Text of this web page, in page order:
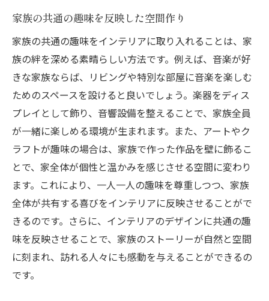
家族の思い出を刻むインテリアの役割
多機能インテリアで叶える快適な家族空間
多機能家具の選び方と活用法
フレキシブルなインテリアで快適な暮らし
空間を有効活用したインテリアの工夫
変化に対応するインテリアの選び方
家族のニーズを満たす多機能デザイン
快適な日常を支えるインテリアの秘訣
新築インテリアがもたらす家族の新しい風景
新築インテリアで家族の新しい生活を提案
新たな風景を創出するデザインの魅力
家族の夢を形にするインテリアプラン
家族の共通の趣味を反映した空間作り
家族の共通の趣味をインテリアに取り入れることは、家
族の絆を深める素晴らしい方法です。例えば、音楽が好
きな家族ならば、リビングや特別な部屋に音楽を楽しむ
ためのスペースを設けると良いでしょう。楽器をディス
プレイとして飾り、音響設備を整えることで、家族全員
が一緒に楽しめる環境が生まれます。また、アートやク
ラフトが趣味の場合は、家族で作った作品を壁に飾るこ
とで、家全体が個性と温かみを感じさせる空間に変わり
ます。これにより、一人一人の趣味を尊重しつつ、家族
全体が共有する喜びをインテリアに反映させることがで
きるのです。さらに、インテリアのデザインに共通の趣
味を反映させることで、家族のストーリーが自然と空間
に刻まれ、訪れる人々にも感動を与えることができるの
です。